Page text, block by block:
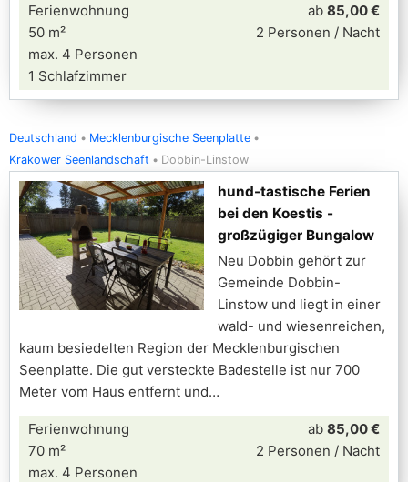
Ferienwohnung
50 m²
max. 4 Personen
1 Schlafzimmer
ab 85,00 €
2 Personen / Nacht
Deutschland
Mecklenburgische Seenplatte
Krakower Seenlandschaft
Dobbin-Linstow
hund-tastische Ferien
bei den Koestis -
großzügiger Bungalow
Neu Dobbin gehört zur
Gemeinde Dobbin-
Linstow und liegt in einer
wald- und wiesenreichen,
kaum besiedelten Region der Mecklenburgischen
Seenplatte. Die gut versteckte Badestelle ist nur 700
Meter vom Haus entfernt und
Ferienwohnung
70 m²
max. 4 Personen
ab 85,00 €
2 Personen / Nacht